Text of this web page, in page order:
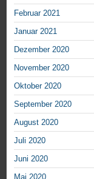
Februar 2021
Januar 2021
Dezember 2020
November 2020
Oktober 2020
September 2020
August 2020
Juli 2020
Juni 2020
Mai 2020